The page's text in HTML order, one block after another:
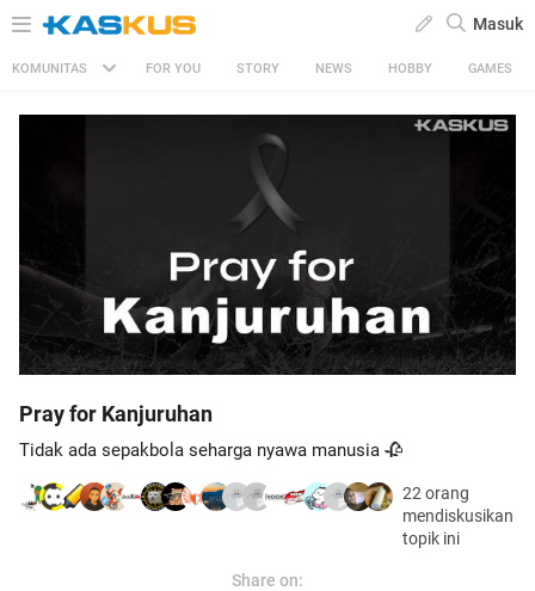
Masuk
KOMUNITAS FOR YOU STORY NEWS HOBBY GAMES
Pray for Kanjuruhan
Tidak ada sepakbola seharga nyawa manusia 🥀
22 orang
mendiskusikan
topik ini
Share on: